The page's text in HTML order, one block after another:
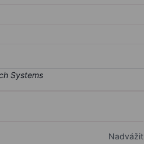
Nadvážit